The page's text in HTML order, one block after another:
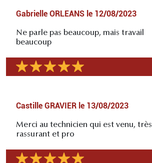
Gabrielle ORLEANS le 12/08/2023
Ne parle pas beaucoup, mais travail
beaucoup
Castille GRAVIER le 13/08/2023
Merci au technicien qui est venu, très
rassurant et pro